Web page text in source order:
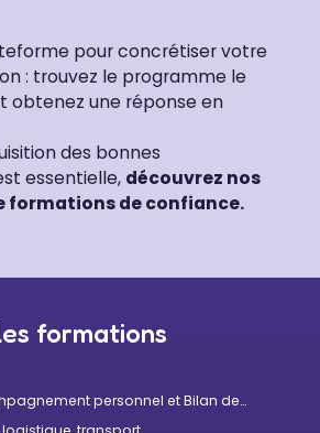
pour concrétiser votre
: trouvez le programme le
obtenez une réponse en
des bonnes
essentielle, découvrez nos
formations de confiance.
formations
personnel et Bilan de